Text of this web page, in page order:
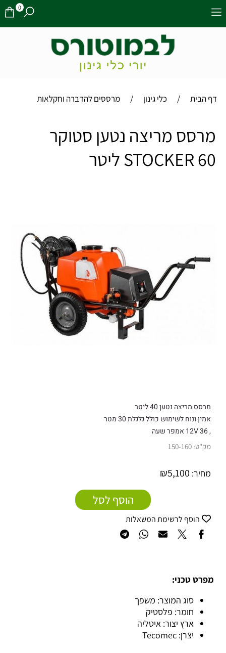
0
דף הבית / כלי גינון / מרססים להדברה וחקלאות
מרסס מריצה נטען סטוקר
STOCKER 60 ליטר
מרסס מריצה נטען 40 ליטר
אמין ונוח לשימוש כולל גלגלת 30 מטר
, 12V 36 אמפר שעה
מק"ט: 150-160
מחיר: ₪5,100
הוסף לסל
הוסף לרשימת המשאלות
מפרט טכני:
סוג המוצר: משפך
חומר: פלסטיק
ארץ יצור: איטליה
יצרן: Tecomec